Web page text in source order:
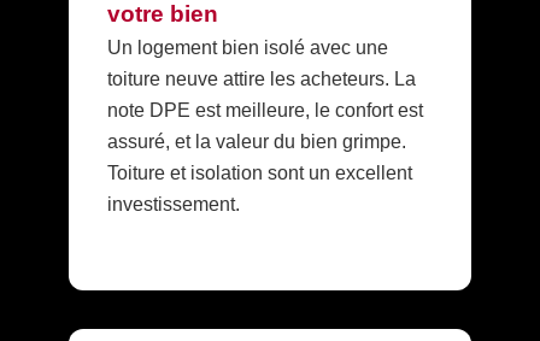
votre bien
Un logement bien isolé avec une
toiture neuve attire les acheteurs. La
note DPE est meilleure, le confort est
assuré, et la valeur du bien grimpe.
Toiture et isolation sont un excellent
investissement.